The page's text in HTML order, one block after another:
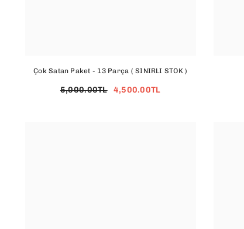
Çok Satan Paket - 13 Parça ( SINIRLI STOK )
5,000.00TL 4,500.00TL